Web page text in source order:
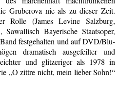
Gruberova nie als zu dieser Zeit.
Rolle (James Levine Salzburg,
Bayerische Staatsoper,
festgehalten und auf DVD/Blu-
dramatisch ausgefeilter und
und glitzeriger als 1978 in
„O zittre nicht, mein lieber Sohn!“